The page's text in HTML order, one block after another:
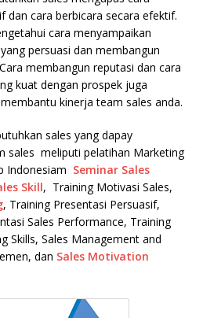
dan cara berbicara secara efektif.
cara menyampaikan
persuasi dan membangun
membangun reputasi dan cara
kuat dengan prospek juga
kinerja team sales anda.
sales yang dapay
sales meliputi pelatihan Marketing
Indonesiam Seminar Sales
Skill, Training Motivasi Sales,
, Training Presentasi Persuasif,
Sales Performance, Training
Skills, Sales Management and
dan Sales Motivation